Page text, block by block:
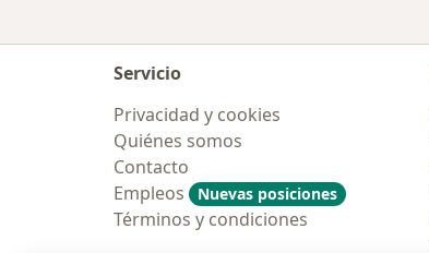
Servicio
Privacidad y cookies
Quiénes somos
Contacto
Empleos
Nuevas posiciones
Términos y condiciones